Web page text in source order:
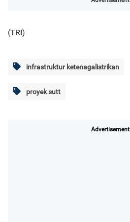
(TRI)
infrastruktur ketenagalistrikan
proyek sutt
Advertisement